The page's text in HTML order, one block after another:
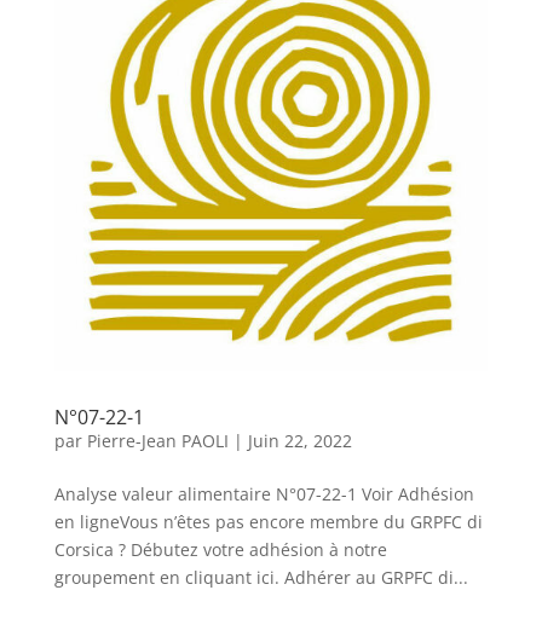
N°07-22-1
par Pierre-Jean PAOLI | Juin 22, 2022
Analyse valeur alimentaire N°07-22-1 Voir Adhésion
en ligneVous n’êtes pas encore membre du GRPFC di
Corsica ? Débutez votre adhésion à notre
groupement en cliquant ici. Adhérer au GRPFC di...